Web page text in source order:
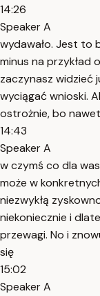
14:26
Speaker A
wydawało. Jest to
minus na przykład
zaczynasz widzieć
wyciągać wnioski.
ostrożnie, bo
14:43
Speaker A
w czymś co dla
może w
niezwykłą
niekoniecznie i
przewagi. No i
się
15:02
Speaker A